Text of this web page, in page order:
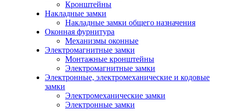
Кронштейны
Накладные замки
Накладные замки общего назначения
Оконная фурнитура
Механизмы оконные
Электромагнитные замки
Монтажные кронштейны
Электромагнитные замки
Электронные, электромеханические и кодовые
замки
Электромеханические замки
Электронные замки